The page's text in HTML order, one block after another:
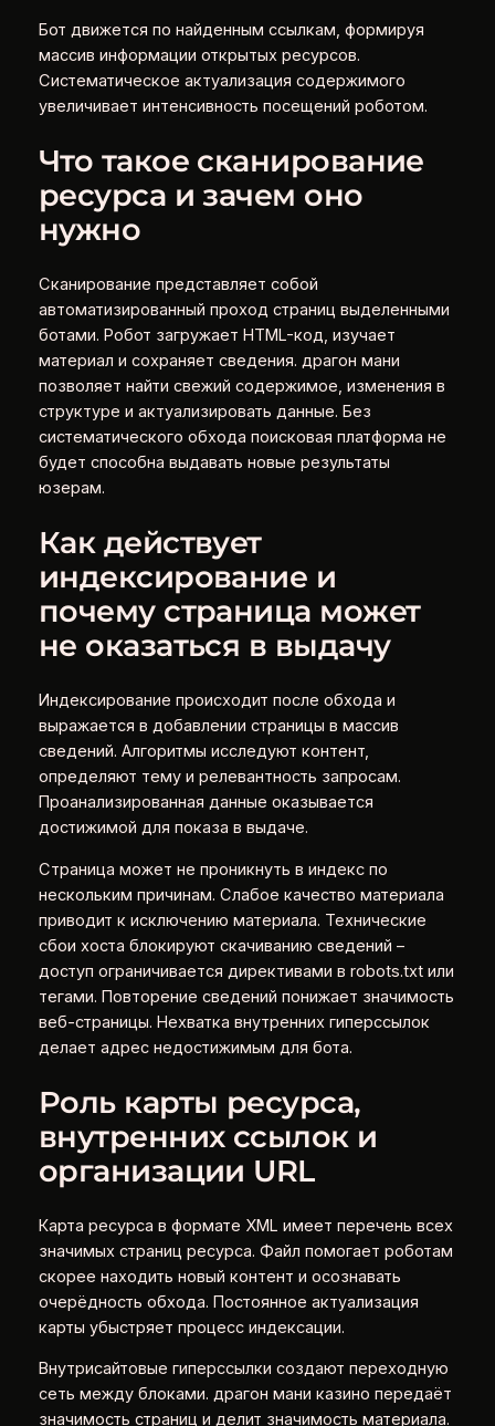
Бот движется по найденным ссылкам, формируя
массив информации открытых ресурсов.
Систематическое актуализация содержимого
увеличивает интенсивность посещений роботом.
Что такое сканирование
ресурса и зачем оно
нужно
Сканирование представляет собой
автоматизированный проход страниц выделенными
ботами. Робот загружает HTML-код, изучает
материал и сохраняет сведения. драгон мани
позволяет найти свежий содержимое, изменения в
структуре и актуализировать данные. Без
систематического обхода поисковая платформа не
будет способна выдавать новые результаты
юзерам.
Как действует
индексирование и
почему страница может
не оказаться в выдачу
Индексирование происходит после обхода и
выражается в добавлении страницы в массив
сведений. Алгоритмы исследуют контент,
определяют тему и релевантность запросам.
Проанализированная данные оказывается
достижимой для показа в выдаче.
Страница может не проникнуть в индекс по
нескольким причинам. Слабое качество материала
приводит к исключению материала. Технические
сбои хоста блокируют скачиванию сведений –
доступ ограничивается директивами в robots.txt или
тегами. Повторение сведений понижает значимость
веб-страницы. Нехватка внутренних гиперссылок
делает адрес недостижимым для бота.
Роль карты ресурса,
внутренних ссылок и
организации URL
Карта ресурса в формате XML имеет перечень всех
значимых страниц ресурса. Файл помогает роботам
скорее находить новый контент и осознавать
очерёдность обхода. Постоянное актуализация
карты убыстряет процесс индексации.
Внутрисайтовые гиперссылки создают переходную
сеть между блоками. драгон мани казино передаёт
значимость страниц и делит значимость материала.